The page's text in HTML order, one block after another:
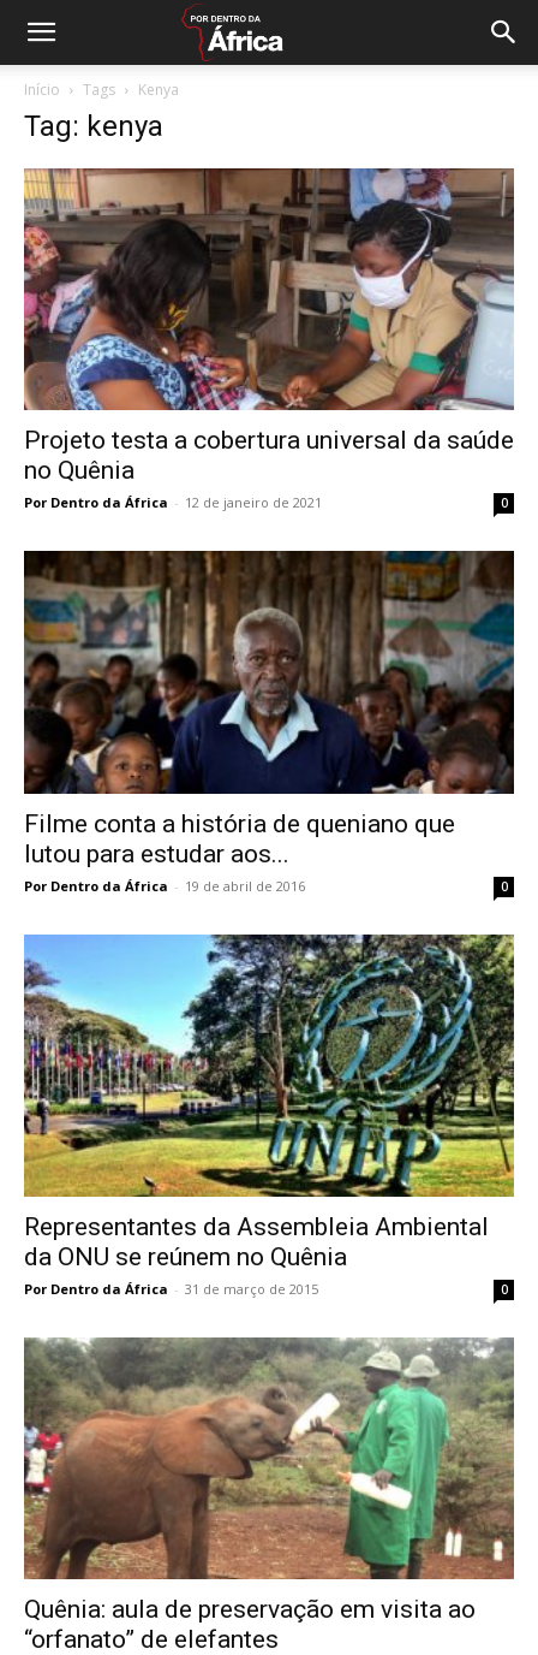
Início Tags Kenya
Tag: kenya
Projeto testa a cobertura universal da saúde
no Quênia
Por Dentro da África - 12 de janeiro de 2021 0
Filme conta a história de queniano que
lutou para estudar aos...
Por Dentro da África - 19 de abril de 2016 0
Representantes da Assembleia Ambiental
da ONU se reúnem no Quênia
Por Dentro da África - 31 de março de 2015 0
Quênia: aula de preservação em visita ao
“orfanato” de elefantes